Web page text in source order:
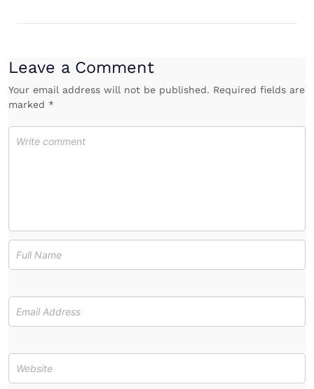
Leave a Comment
Your email address will not be published. Required fields are
marked *